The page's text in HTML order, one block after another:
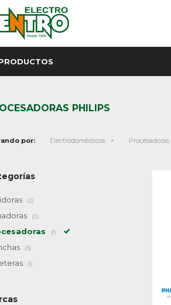
PHILIPS
por: Electrodomésticos Procesadoras
(2)
(2)
(1)
(3)
(1)